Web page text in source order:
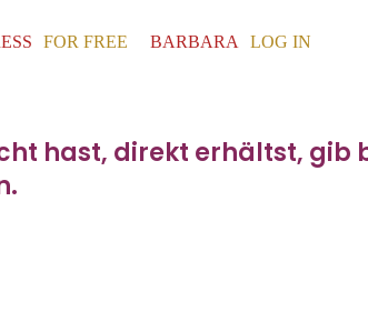
FOR FREE BARBARA LOG IN
hast, direkt erhältst, gib